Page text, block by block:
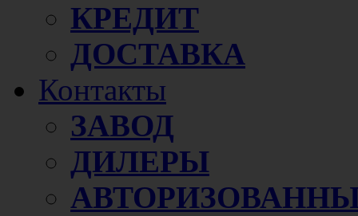
КРЕДИТ
ДОСТАВКА
Контакты
ЗАВОД
ДИЛЕРЫ